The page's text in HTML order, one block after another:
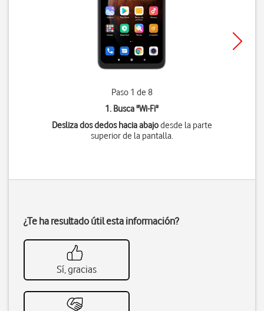
Paso 1 de 8
1. Busca "Wi-Fi"
Desliza dos dedos hacia abajodesde la parte
superior de la pantalla.
¿Te ha resultado útil esta información?
Sí, gracias